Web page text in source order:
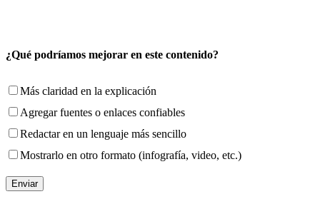
¿Qué podríamos mejorar en este contenido?
Más claridad en la explicación
Agregar fuentes o enlaces confiables
Redactar en un lenguaje más sencillo
Mostrarlo en otro formato (infografía, video, etc.)